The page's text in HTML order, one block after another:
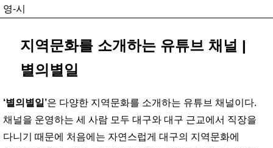
영-시
지역문화를 소개하는 유튜브 채널 |
별의별일
‘별의별일’은 다양한 지역문화를 소개하는 유튜브 채널이다.
채널을 운영하는 세 사람 모두 대구와 대구 근교에서 직장을
다니기 때문에 처음에는 자연스럽게 대구의 지역문화에